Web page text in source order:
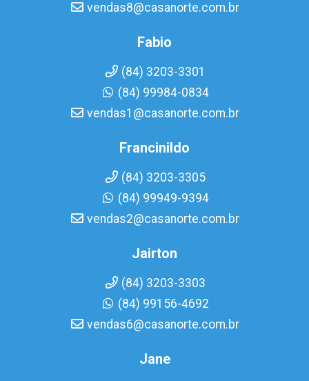
vendas8@casanorte.com.br
Fabio
(84) 3203-3301
(84) 99984-0834
vendas1@casanorte.com.br
Francinildo
(84) 3203-3305
(84) 99949-9394
vendas2@casanorte.com.br
Jairton
(84) 3203-3303
(84) 99156-4692
vendas6@casanorte.com.br
Jane